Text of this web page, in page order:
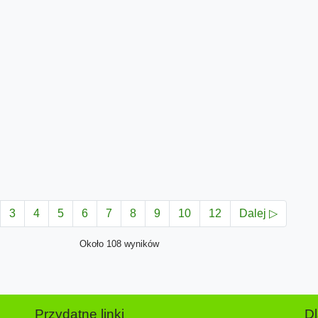
3 4 5 6 7 8 9 10 12 Dalej ▷
Około 108 wyników
Przydatne linki